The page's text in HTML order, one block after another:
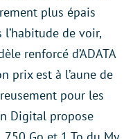
plus épais
de voir,
renforcé d’ADATA
prix est à l’aune de
pour les
Digital propose